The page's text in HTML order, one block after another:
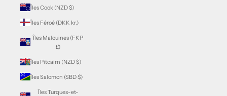
Îles Cook (NZD $)
Îles Féroé (DKK kr.)
Îles Malouines (FKP
£)
Îles Pitcairn (NZD $)
Îles Salomon (SBD $)
Îles Turques-et-